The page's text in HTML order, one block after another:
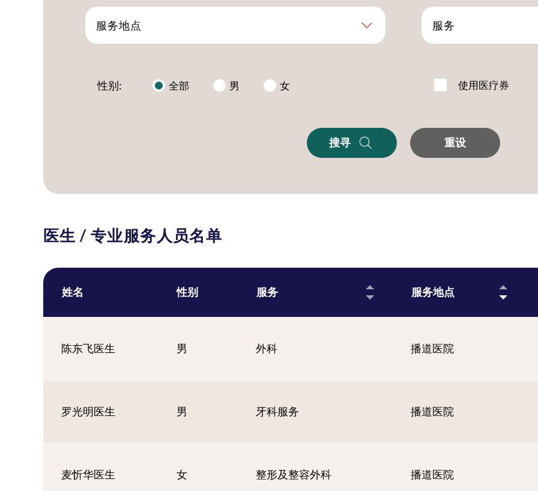
服务地点 服务
性别: 全部 男 女 使用医疗券
搜寻 重设
医生 / 专业服务人员名单
姓名 性别 服务 服务地点
陈东飞医生 男 外科 播道医院
罗光明医生 男 牙科服务 播道医院
麦忻华医生 女 整形及整容外科 播道医院